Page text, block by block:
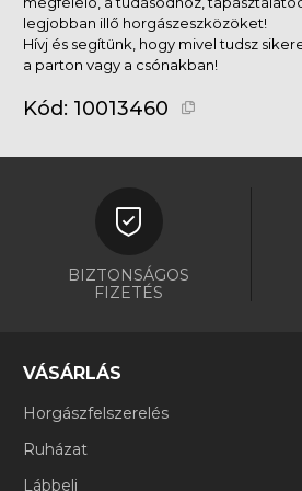
legjobban illő horgászeszközöket!
Hívj és segítünk, hogy mivel tudsz
a parton vagy a csónakban!
Kód: 10013460
BIZTONSÁGOS
FIZETÉS
VÁSÁRLÁS
Horgászfelszerelés
Ruházat
Lábbeli